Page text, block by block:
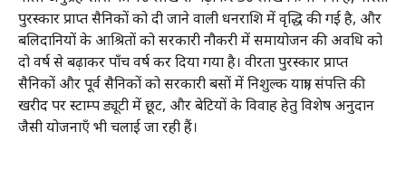
पुरस्कार प्राप्त सैनिकों को दी जाने वाली धनराशि में वृद्धि की गई है, और
बलिदानियों के आश्रितों को सरकारी नौकरी में समायोजन की अवधि को
दो वर्ष से बढ़ाकर पाँच वर्ष कर दिया गया है। वीरता पुरस्कार प्राप्त
सैनिकों और पूर्व सैनिकों को सरकारी बसों में निशुल्क यात्रा, संपत्ति की
खरीद पर स्टाम्प ड्यूटी में छूट, और बेटियों के विवाह हेतु विशेष अनुदान
जैसी योजनाएँ भी चलाई जा रही हैं।